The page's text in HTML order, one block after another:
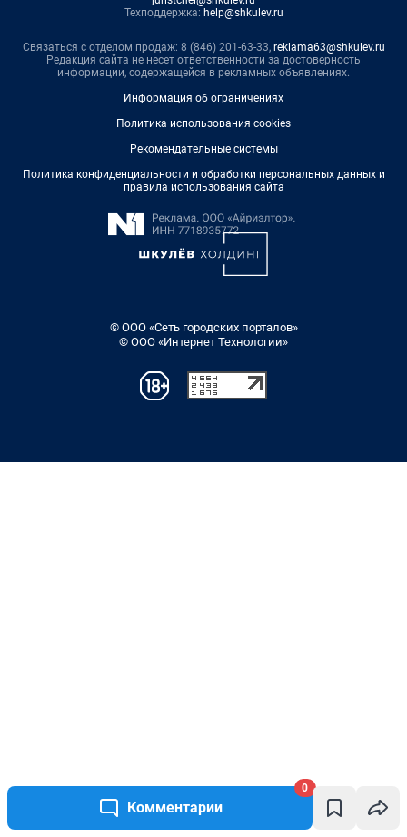
Комментарии
0